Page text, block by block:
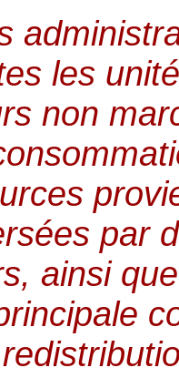
les
non
par
ainsi